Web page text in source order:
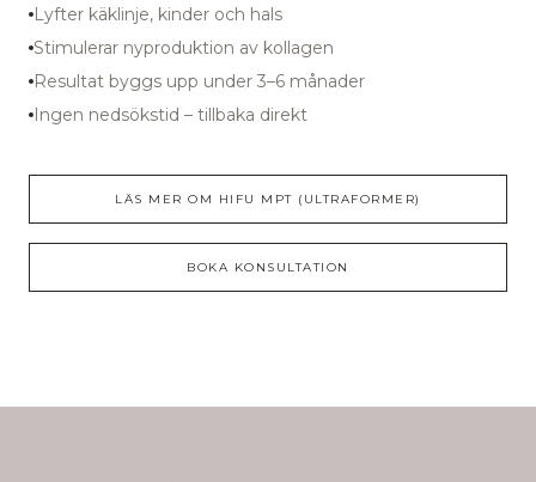
Lyfter käklinje, kinder och hals
Stimulerar nyproduktion av kollagen
Resultat byggs upp under 3–6 månader
Ingen nedsökstid – tillbaka direkt
LÄS MER OM HIFU MPT (ULTRAFORMER)
BOKA KONSULTATION